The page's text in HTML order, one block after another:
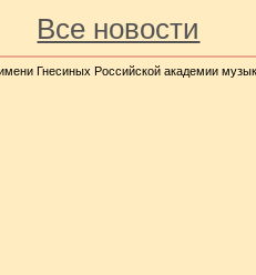
Все новости
Гнесиных Российской академии